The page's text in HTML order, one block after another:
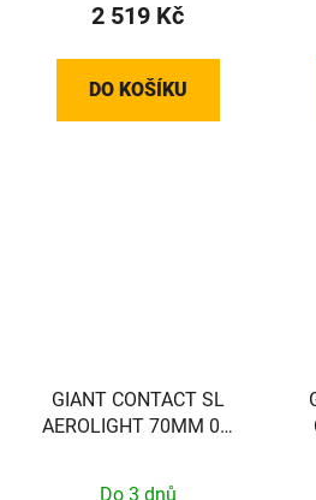
2 519 Kč
DO KOŠÍKU
GIANT CONTACT SL
AEROLIGHT 70MM 0D
Do 3 dnů